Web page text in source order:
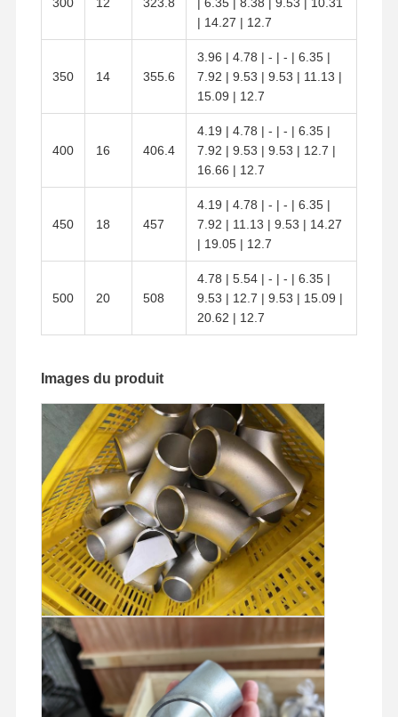
| 14.27 | 12.7
350 14 355.6
3.96 | 4.78 | - | - | 6.35 |
7.92 | 9.53 | 9.53 | 11.13 |
15.09 | 12.7
400 16 406.4
4.19 | 4.78 | - | - | 6.35 |
7.92 | 9.53 | 9.53 | 12.7 |
16.66 | 12.7
450 18 457
4.19 | 4.78 | - | - | 6.35 |
7.92 | 11.13 | 9.53 | 14.27
| 19.05 | 12.7
500 20 508
4.78 | 5.54 | - | - | 6.35 |
9.53 | 12.7 | 9.53 | 15.09 |
20.62 | 12.7
Images du produit